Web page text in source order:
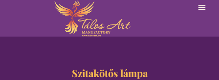
Szitakötős lámpa